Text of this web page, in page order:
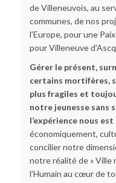
de Villeneuvois, au
communes, de nos
l’Europe, pour une
pour Villeneuve
Gérer le présent,
certains mortifères,
plus fragiles et
notre jeunesse sans
l’expérience nous
économiquement,
concilier notre
notre réalité de « Ville
l’Humain au cœur de